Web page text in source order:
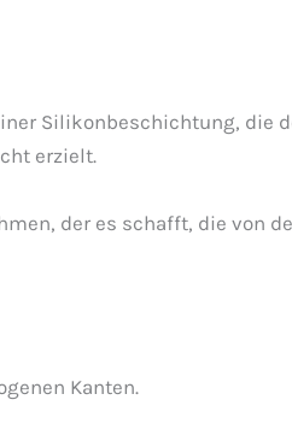
Silikonbeschichtung, die
erzielt.
der es schafft, die von
Kanten.